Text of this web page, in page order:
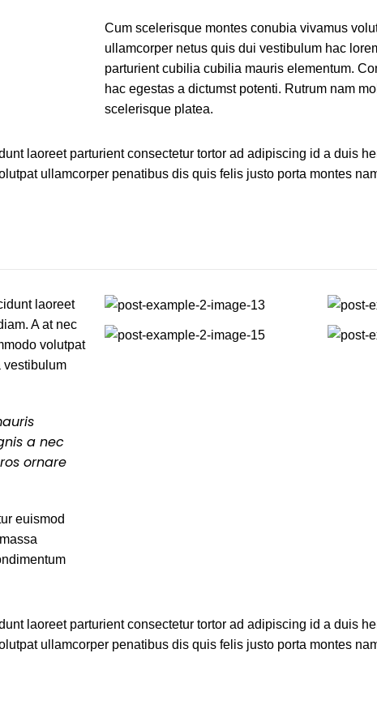
Cum scelerisque montes conubia vivamus
ullamcorper netus quis dui vestibulum hac
parturient cubilia cubilia mauris elementum.
hac egestas a dictumst potenti. Rutrum nam
scelerisque platea.
laoreet parturient consectetur tortor ad adipiscing id a duis
ullamcorper penatibus dis quis felis justo porta montes
laoreet
A at nec
volutpat
vestibulum
a nec
ornare
euismod
laoreet parturient consectetur tortor ad adipiscing id a duis
ullamcorper penatibus dis quis felis justo porta montes